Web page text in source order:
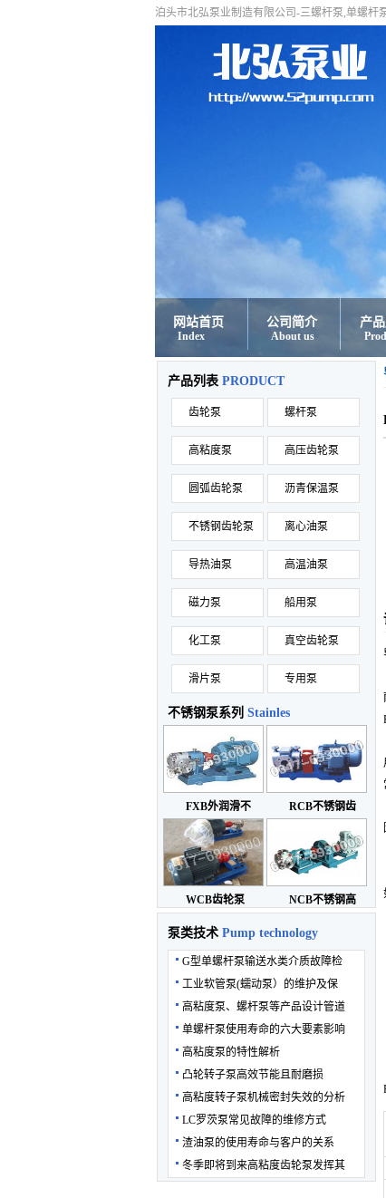
泊头市北弘泵业制造有限公司-三螺杆泵,单螺杆
网站首页
Index
公司简介
About us
产
产品列表 PRODUCT
齿轮泵 螺杆泵
高粘度泵 高压齿轮泵
圆弧齿轮泵 沥青保温泵
不锈钢齿轮泵 离心油泵
导热油泵 高温油泵
磁力泵 船用泵
化工泵 真空齿轮泵
滑片泵 专用泵
不锈钢泵系列 Stainles
FXB外润滑不 RCB不锈钢齿
WCB齿轮泵 NCB不锈钢高
泵类技术 Pump technology
G型单螺杆泵输送水类介质故障检
工业软管泵(蠕动泵）的维护及保
高粘度泵、螺杆泵等产品设计管道
单螺杆泵使用寿命的六大要素影响
高粘度泵的特性解析
凸轮转子泵高效节能且耐磨损
高粘度转子泵机械密封失效的分析
LC罗茨泵常见故障的维修方式
渣油泵的使用寿命与客户的关系
冬季即将到来高粘度齿轮泵发挥其